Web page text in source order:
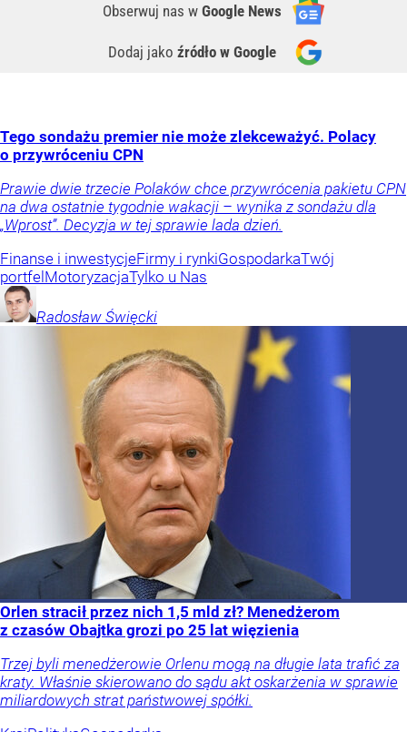
Obserwuj nas w Google News
Dodaj jako źródło w Google
Tego sondażu premier nie może zlekceważyć. Polacy
o przywróceniu CPN
Prawie dwie trzecie Polaków chce przywrócenia pakietu CPN
na dwa ostatnie tygodnie wakacji – wynika z sondażu dla
„Wprost”. Decyzja w tej sprawie lada dzień.
Finanse i inwestycjeFirmy i rynkiGospodarkaTwój
portfelMotoryzacjaTylko u Nas
Radosław Święcki
Orlen stracił przez nich 1,5 mld zł? Menedżerom
z czasów Obajtka grozi po 25 lat więzienia
Trzej byli menedżerowie Orlenu mogą na długie lata trafić za
kraty. Właśnie skierowano do sądu akt oskarżenia w sprawie
miliardowych strat państwowej spółki.